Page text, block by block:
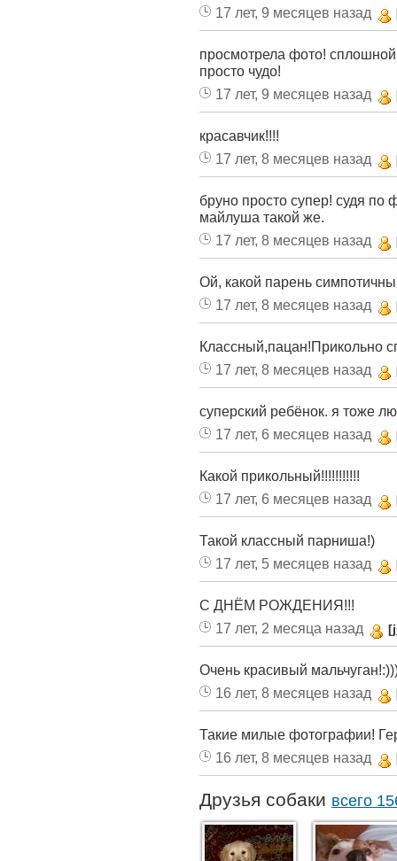
17 лет, 9 месяцев назад
просмотрела фото! сплошной
просто чудо!
17 лет, 9 месяцев назад
красавчик!!!!
17 лет, 8 месяцев назад
бруно просто супер! судя
майлуша такой же.
17 лет, 8 месяцев назад
Ой, какой парень
17 лет, 8 месяцев назад
Классный,пацан!Прикольно
17 лет, 8 месяцев назад
суперский ребёнок. я тоже
17 лет, 6 месяцев назад
Какой прикольный!!!!!!!!!!!
17 лет, 6 месяцев назад
Такой классный парниша!)
17 лет, 5 месяцев назад
С ДНЁМ РОЖДЕНИЯ!!!
17 лет, 2 месяца назад
Очень красивый
16 лет, 8 месяцев назад
Такие милые фотографии!
16 лет, 8 месяцев назад
Друзья собаки всего